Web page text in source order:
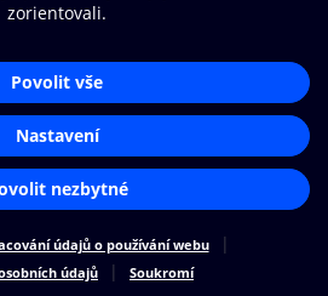
Aplikace O2 Knihovna
Čti a poslouchej své e-knihy a
audioknihy rychleji a pohodlněji.